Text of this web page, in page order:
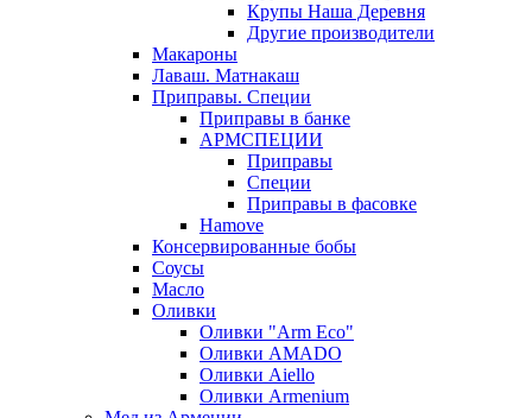
Крупы Наша Деревня
Другие производители
Макароны
Лаваш. Матнакаш
Приправы. Специи
Приправы в банке
АРМСПЕЦИИ
Приправы
Специи
Приправы в фасовке
Hamove
Консервированные бобы
Соусы
Масло
Оливки
Оливки "Arm Eco"
Оливки AMADO
Оливки Aiello
Оливки Armenium